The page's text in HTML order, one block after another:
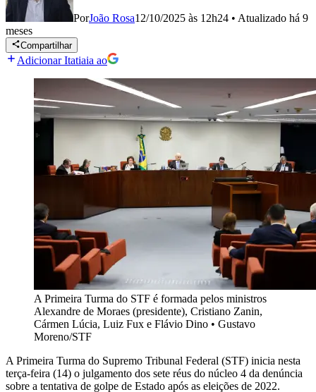
PorJoão Rosa12/10/2025 às 12h24 • Atualizado há 9
meses
Compartilhar
Adicionar Itatiaia ao
A Primeira Turma do STF é formada pelos ministros
Alexandre de Moraes (presidente), Cristiano Zanin,
Cármen Lúcia, Luiz Fux e Flávio Dino • Gustavo
Moreno/STF
A Primeira Turma do Supremo Tribunal Federal (STF) inicia nesta
terça-feira (14) o julgamento dos sete réus do núcleo 4 da denúncia
sobre a tentativa de golpe de Estado após as eleições de 2022.